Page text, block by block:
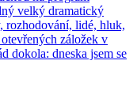
velký dramatický
rozhodování, lidé, hluk,
záložek v
dokola: dneska jsem se